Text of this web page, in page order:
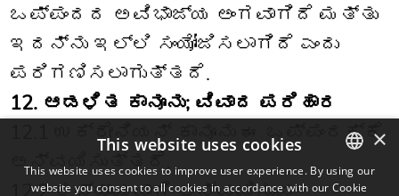
ಒಪ್ಪಂದದ ಅವಿಭಾಜ್ಯ ಅಂಗವಾಗಿದೆ ಮತ್ತು
ಇದನ್ನು ಇಲ್ಲಿ ಸಂಯೋಜಿಸಲಾಗಿದೆ ಎಂದು
ಪರಿಗಣಿಸಲಾಗುತ್ತದೆ.
12. ಆಡಳಿತ ಕಾನೂನು; ವಿವಾದ ಪರಿಹಾರ
12.1 ಉಕ್ರೇನಿಯನ್ ಕಾನೂನು ಈ ಒಪ್ಪಂದಕ್ಕೆ
ಅನ್ವಯಿಸುತ್ತದೆ.
ENGLISH
×
This website uses cookies
This website uses cookies to improve user experience. By using our
website you consent to all cookies in accordance with our Cookie